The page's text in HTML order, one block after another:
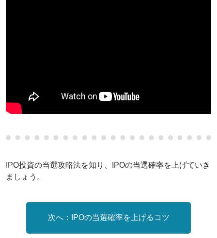
IPO投資の当選攻略法を知り、IPOの当選確率を上げていき
ましょう。
IPOの当選確率を上げるコツ